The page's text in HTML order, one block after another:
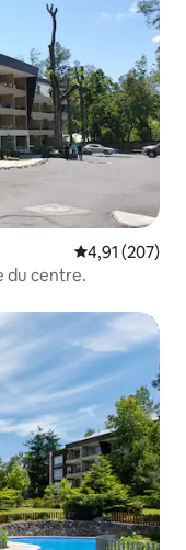
Évaluation
4,91 (207)
du centre.